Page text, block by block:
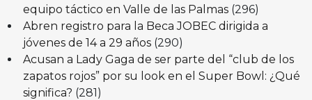
equipo táctico en Valle de las Palmas (296)
Abren registro para la Beca JOBEC dirigida a
jóvenes de 14 a 29 años (290)
Acusan a Lady Gaga de ser parte del “club de los
zapatos rojos” por su look en el Super Bowl: ¿Qué
significa? (281)